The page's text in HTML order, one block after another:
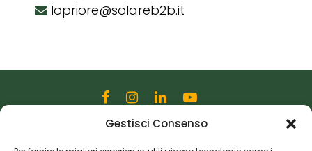
Gestisci Consenso
lopriore@solareb2b.it